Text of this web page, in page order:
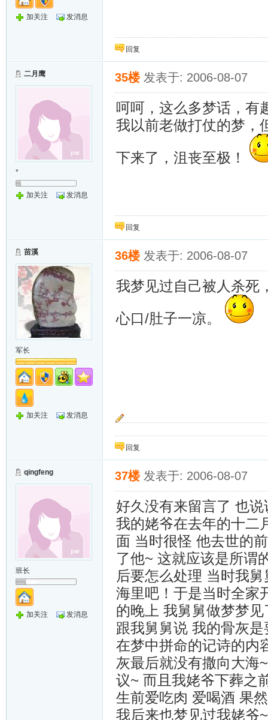
加关注 发消息
回复
二月鹰
*
加关注 发消息
35楼 发表于: 2006-08-07
呵呵，这么多梦话，有
我以前老做打仗的梦，
下来了，沮丧至极！
回复
苗溪
军长
加关注 发消息
36楼 发表于: 2006-08-07
我梦见过自己被人杀死
心口/肚子一凉。
~~追~~
回复
qingfeng
班长
加关注 发消息
37楼 发表于: 2006-08-07
好久没有来留言了 也
我的姥爷在去年的十二
面 当时很怪 他去世的
了他~ 这就应该是所谓
后要怎么处理 当时我
海里吧！于是当时全家
的晚上 我舅舅做梦梦
跟我舅舅说 我的骨灰
在梦中拼命的记诗的内
灰最后就没有撒向大海
议~ 而且我姥爷下葬之
生前爱吃肉 爱喝酒 果
我后来也梦见过我姥爷